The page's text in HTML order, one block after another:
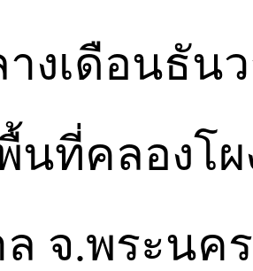
งเดือนธัน
ที่คลองโผ
จ.พระนค